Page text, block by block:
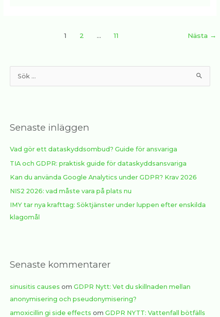
1 2 … 11 Nästa →
f
e
r
:
Senaste inläggen
Vad gör ett dataskyddsombud? Guide för ansvariga
TIA och GDPR: praktisk guide för dataskyddsansvariga
Kan du använda Google Analytics under GDPR? Krav 2026
NIS2 2026: vad måste vara på plats nu
IMY tar nya krafttag: Söktjänster under luppen efter enskilda
klagomål
Senaste kommentarer
sinusitis causes om GDPR Nytt: Vet du skillnaden mellan
anonymisering och pseudonymisering?
amoxicillin gi side effects om GDPR NYTT: Vattenfall bötfälls